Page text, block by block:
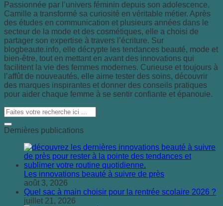
Passionnée par l’univers féminin depuis son adolescence,
Camille a transformé sa curiosité en véritable métier. Après
des études en communication et plusieurs années dans le
secteur de la mode et des cosmétiques, elle a choisi de
partager son expertise à travers l’écriture. Sur
blogbeaute.info, elle décrypte les tendances beauté, mode et
bien-être, tout en mettant en avant des innovations qui
facilitent la vie des femmes modernes. Curieuse et toujours à
l’affût de nouveautés, elle aime tester des soins, découvrir
des marques inspirantes et donner des conseils pratiques
pour aider chaque femme à se sentir confiante et épanouie.
Dernières publications
Les innovations beauté à suivre de près
août 3, 2026
Quel sac à main choisir pour la rentrée scolaire 2026 ?
juillet 21, 2026